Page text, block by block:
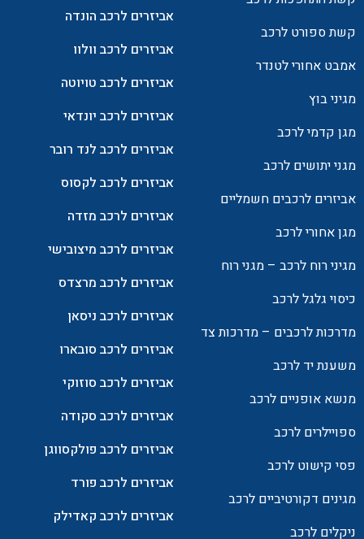
קשת ספורט לרכב
אמבט אחורי לטנדר
מגיני בוץ
מגן קדמי לרכב
מגני יתושים לרכב
אביזרים לרכבים חשמליים
מגן אחורי לרכב
מגיני רוח לרכב – מגני רוח
כיסוי גלגל לרכב
מדרכות לרכבים – מדרכות צד
משענת יד לרכב
מנשא אופניים לרכב
ספויילרים לרכב
פסי קישוט לרכב
מגינים דקורטיביים לרכב
ניקלים לרכב
אביזרים לרכב הונדה
אביזרים לרכב וולוו
אביזרים לרכב טויוטה
אביזרים לרכב יונדאי
אביזרים לרכב לנד רובר
אביזרים לרכב לקסוס
אביזרים לרכב מזדה
אביזרים לרכב מיצובישי
אביזרים לרכב מרצדס
אביזרים לרכב ניסאן
אביזרים לרכב סובארו
אביזרים לרכב סוזוקי
אביזרים לרכב סקודה
אביזרים לרכב פולקסווגן
אביזרים לרכב פורד
אביזרים לרכב קאדילק